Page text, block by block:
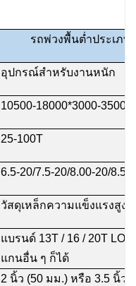
รถพ่วงพื้นต่ำประเภท
อุปกรณ์สำหรับงานหนัก
10500-18000*3000-
25-100T
6.5-20/7.5-20/8.00-20/
วัสดุเหล็กความแข็งแรงสูง
แบรนด์ 13T / 16 / 20T
แกนอื่น ๆ ก็ได้
2 นิ้ว (50 มม.) หรือ 3.5 นิ้ว